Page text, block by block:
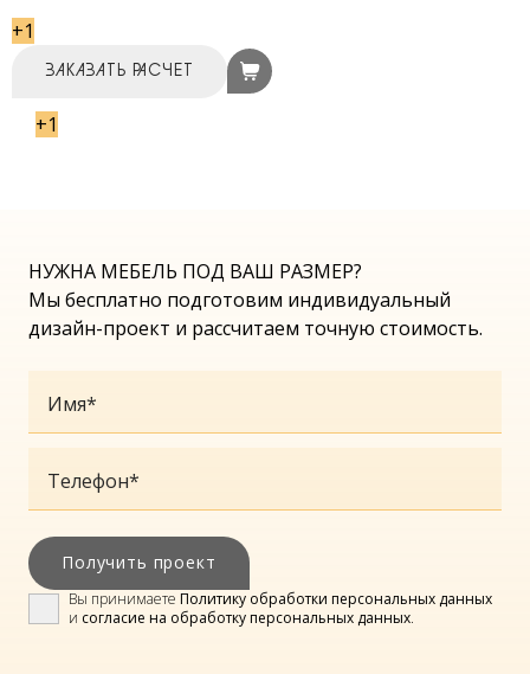
+1
ЗАКАЗАТЬ РАСЧЕТ
+1
НУЖНА МЕБЕЛЬ ПОД ВАШ РАЗМЕР?
Мы бесплатно подготовим индивидуальный
дизайн-проект и рассчитаем точную стоимость.
Имя*
Телефон*
Получить проект
Вы принимаете Политику обработки персональных данных
и согласие на обработку персональных данных.